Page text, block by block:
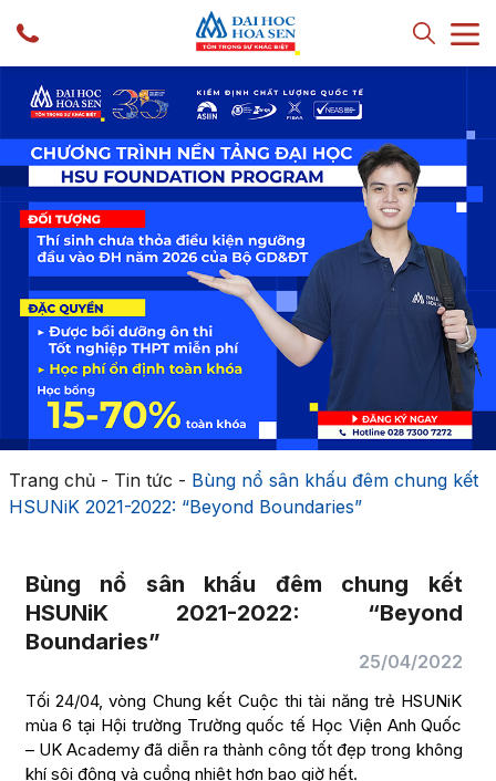
Trang chủ- Tin tức - Bùng nổ sân khấu đêm chung kết
HSUNiK 2021-2022: “Beyond Boundaries”
Bùng nổ sân khấu đêm chung kết
HSUNiK 2021-2022: “Beyond
Boundaries”
25/04/2022
Tối 24/04, vòng Chung kết Cuộc thi tài năng trẻ HSUNiK
mùa 6 tại Hội trường Trường quốc tế Học Viện Anh Quốc
– UK Academy đã diễn ra thành công tốt đẹp trong không
khí sôi động và cuồng nhiệt hơn bao giờ hết.